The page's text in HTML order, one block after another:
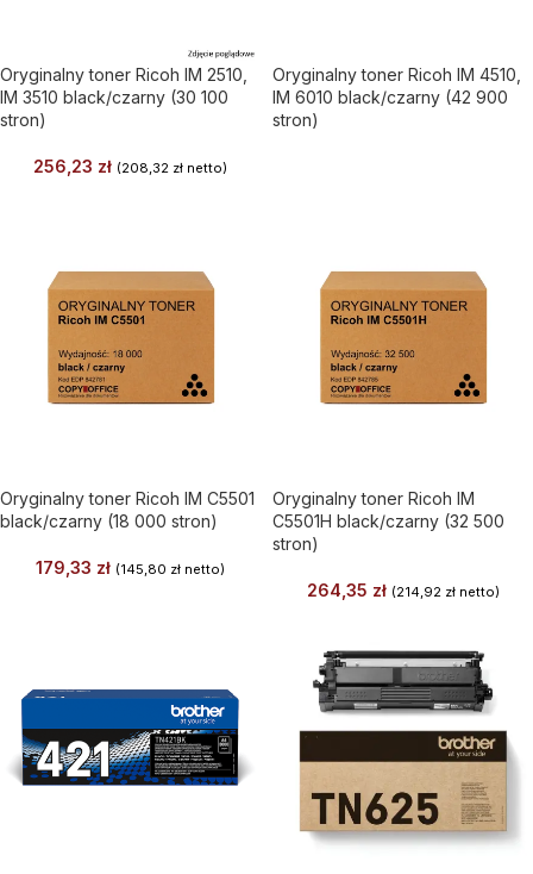
Oryginalny toner Ricoh IM 2510,
IM 3510 black/czarny (30 100
stron)
256,23 zł (208,32 zł netto)
Oryginalny toner Ricoh IM 4510,
IM 6010 black/czarny (42 900
stron)
Oryginalny toner Ricoh IM C5501
black/czarny (18 000 stron)
179,33 zł (145,80 zł netto)
Oryginalny toner Ricoh IM
C5501H black/czarny (32 500
stron)
264,35 zł (214,92 złnetto)